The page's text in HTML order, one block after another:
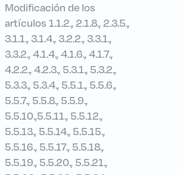
Modificación de los
artículos 1.1.2., 2.1.8., 2.3.5.,
3.1.1., 3.1.4., 3.2.2., 3.3.1.,
3.3.2., 4.1.4., 4.1.6., 4.1.7.,
4.2.2., 4.2.3., 5.3.1., 5.3.2.,
5.3.3., 5.3.4., 5.5.1., 5.5.6.,
5.5.7., 5.5.8., 5.5.9.,
5.5.10.,5.5.11., 5.5.12.,
5.5.13., 5.5.14., 5.5.15.,
5.5.16., 5.5.17., 5.5.18.,
5.5.19., 5.5.20., 5.5.21.,